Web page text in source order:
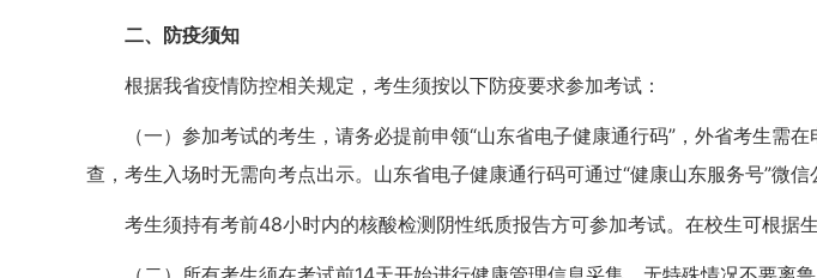
二、防疫须知
根据我省疫情防控相关规定，考生须按以下防疫要求参加考试：
（一）参加考试的考生，请务必提前申领“山东省电子健康通行码”，外省考生
查，考生入场时无需向考点出示。山东省电子健康通行码可通过“健康山东服务号”微
考生须持有考前48小时内的核酸检测阴性纸质报告方可参加考试。在校生可根据